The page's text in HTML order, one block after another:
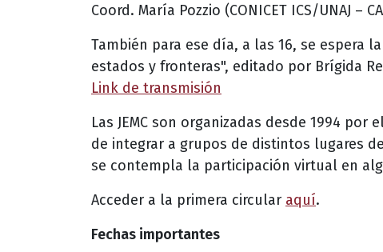
Coord. María Pozzio (CONICET ICS/UNAJ –
También para ese día, a las 16, se espera
estados y fronteras", editado por Brígida
Link de transmisión
Las JEMC son organizadas desde 1994 por
de integrar a grupos de distintos lugares
se contempla la participación virtual en
Acceder a la primera circular aquí.
Fechas importantes